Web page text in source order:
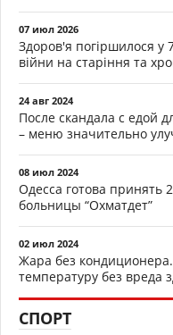
07 июл 2026
Здоров'я погіршилося у
війни на старіння та
24 авг 2024
После скандала с едой
– меню значительно
08 июл 2024
Одесса готова принять
больницы “Охматдет”
02 июл 2024
Жара без
температуру без вреда
СПОРТ